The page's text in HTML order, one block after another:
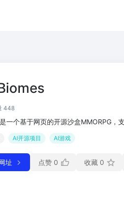
448
一个基于网页的开源沙盒MMORPG，
AI开源项目 AI游戏
址 点赞 0 收藏 0